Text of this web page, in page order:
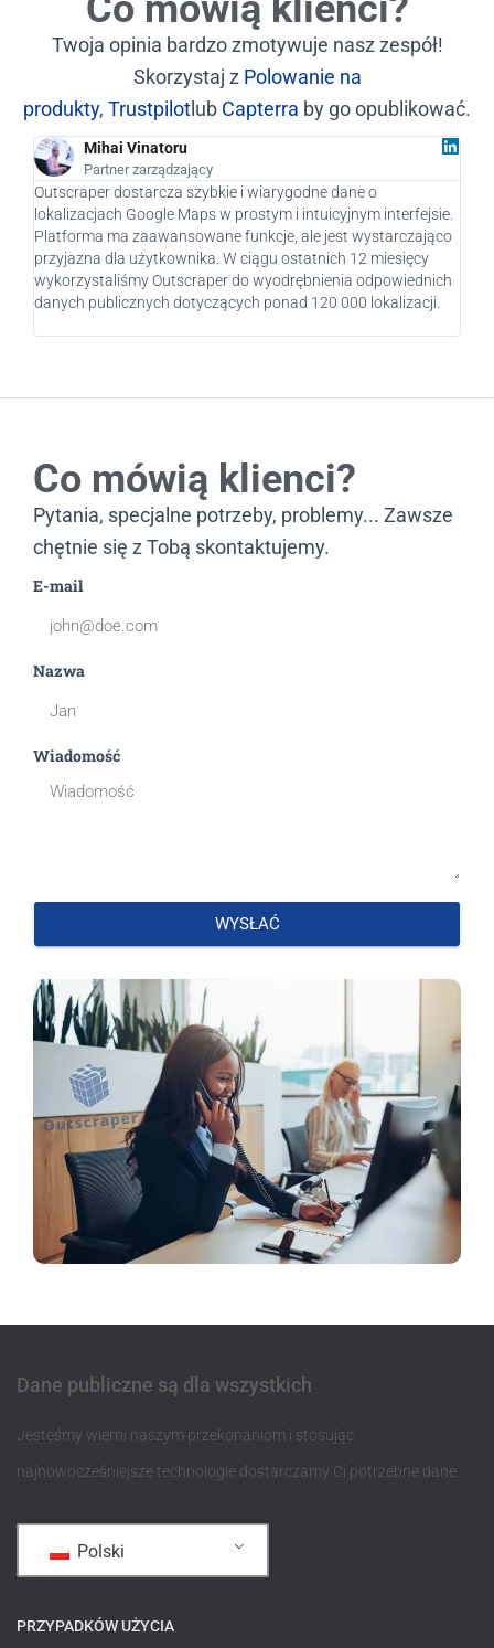
Twoja opinia bardzo zmotywuje nasz zespół!
Skorzystaj z Polowanie na
produkty, Trustpilot lub Capterra by go opublikować.
Mihai Vinatoru
Partner zarządzający
Outscraper dostarcza szybkie i wiarygodne dane o
lokalizacjach Google Maps w prostym i intuicyjnym interfejsie.
Platforma ma zaawansowane funkcje, ale jest wystarczająco
przyjazna dla użytkownika. W ciągu ostatnich 12 miesięcy
wykorzystaliśmy Outscraper do wyodrębnienia odpowiednich
danych publicznych dotyczących ponad 120 000 lokalizacji.
Co mówią klienci?
Pytania, specjalne potrzeby, problemy... Zawsze
chętnie się z Tobą skontaktujemy.
E-mail
Nazwa
Wiadomość
WYSŁAĆ
Dane publiczne są dla wszystkich
Jesteśmy wierni naszym przekonaniom i stosując
najnowocześniejsze technologie dostarczamy Ci potrzebne dane.
Polski
PRZYPADKÓW UŻYCIA